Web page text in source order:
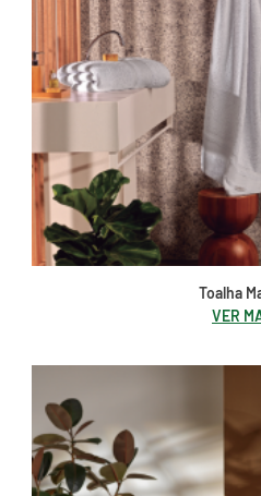
Toalha
VER